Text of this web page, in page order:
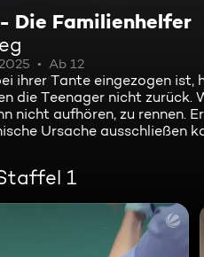
Die Familienhelfer
Ab 12
ihrer Tante eingezogen
die Teenager nicht
nicht aufhören, zu rennen.
Ursache ausschließen
1